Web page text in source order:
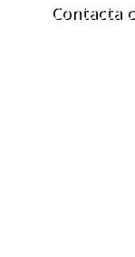
Contacta